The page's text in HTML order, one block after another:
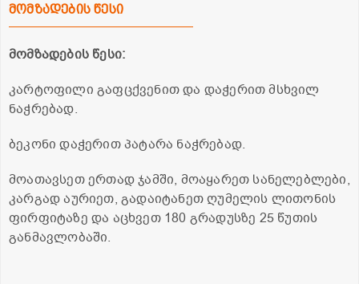
მომზადების წესი
მომზადების წესი:
კარტოფილი გაფცქვენით და დაჭერით მსხვილ
ნაჭრებად.
ბეკონი დაჭერით პატარა ნაჭრებად.
მოათავსეთ ერთად ჯამში, მოაყარეთ სანელებლები,
კარგად აურიეთ, გადაიტანეთ ღუმელის ლითონის
ფირფიტაზე და აცხვეთ 180 გრადუსზე 25 წუთის
განმავლობაში.